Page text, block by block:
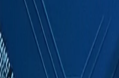
成功案例
關於我們
聯絡我們